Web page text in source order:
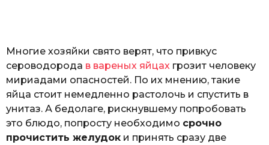
Многие хозяйки свято верят, что привкус
сероводорода в вареных яйцах грозит человеку
мириадами опасностей. По их мнению, такие
яйца стоит немедленно растолочь и спустить в
унитаз. А бедолаге, рискнувшему попробовать
это блюдо, попросту необходимо срочно
прочистить желудок и принять сразу две